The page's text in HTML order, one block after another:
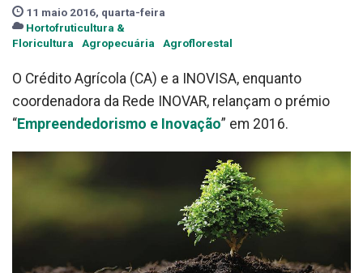
11 maio 2016, quarta-feira
Hortofruticultura &
Floricultura
Agropecuária Agroflorestal
O Crédito Agrícola (CA) e a INOVISA, enquanto
coordenadora da Rede INOVAR, relançam o prémio
“Empreendedorismo e Inovação” em 2016.